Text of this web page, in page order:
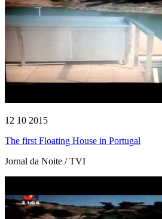
12 10 2015
The first Floating House in Portugal
Jornal da Noite / TVI